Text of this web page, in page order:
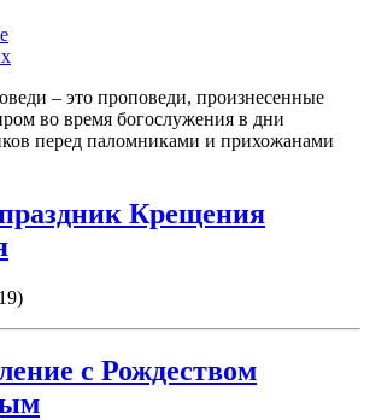
– это проповеди, произнесенные
во время богослужения в дни
перед паломниками и прихожанами
Крещения
с Рождеством